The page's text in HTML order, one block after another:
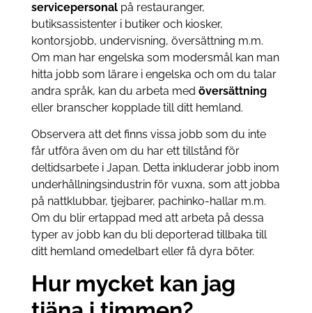
servicepersonalpå restauranger,
butiksassistenter i butiker och kiosker,
kontorsjobb, undervisning, översättning m.m.
Om man har engelska som modersmål kan man
hitta jobb som lärare i engelska och om du talar
andra språk, kan du arbeta med översättning
eller branscher kopplade till ditt hemland.
Observera att det finns vissa jobb som du inte
får utföra även om du har ett tillstånd för
deltidsarbete i Japan. Detta inkluderar jobb inom
underhållningsindustrin för vuxna, som att jobba
på nattklubbar, tjejbarer, pachinko-hallar m.m.
Om du blir ertappad med att arbeta på dessa
typer av jobb kan du bli deporterad tillbaka till
ditt hemland omedelbart eller få dyra böter.
Hur mycket kan jag